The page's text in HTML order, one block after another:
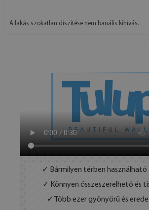
A lakás szokatlan díszítése nem banális kihívás.
✓ Bármilyen térben használható
✓ Könnyen összeszerelhető és
✓ Több ezer gyönyörű és